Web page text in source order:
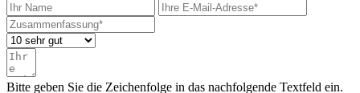
Bitte geben Sie die Zeichenfolge in das nachfolgende Textfeld ein.